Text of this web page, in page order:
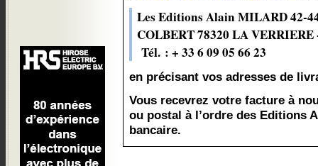
Les Editions Alain MILARD 42-
COLBERT 78320 LA VERRIERE
Tél. : + 33 6 09 05 66 23
en précisant vos adresses de
Vous recevrez votre facture à
ou postal à l’ordre des Editions
bancaire.